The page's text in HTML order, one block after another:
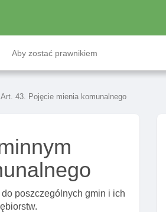
Aby zostać prawnikiem
Art. 43. Pojęcie mienia komunalnego
poszczególnych gmin i ich